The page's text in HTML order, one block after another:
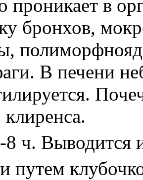
в
бронхов,
В печени
8 ч. Выводится
путем